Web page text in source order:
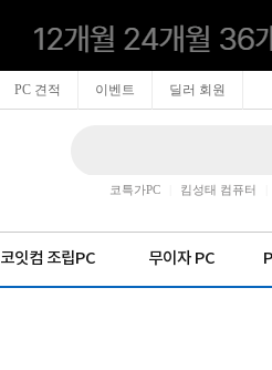
PC 견적 이벤트 딜러 회원
코특가PC 킴성태 컴퓨터
코잇컴 조립PC 무이자 PC